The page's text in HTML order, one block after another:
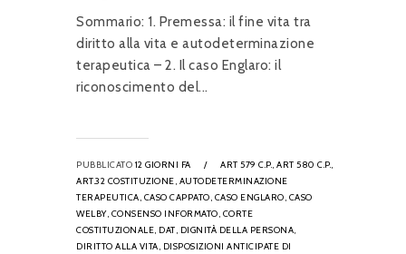
Sommario: 1. Premessa: il fine vita tra
diritto alla vita e autodeterminazione
terapeutica – 2. Il caso Englaro: il
riconoscimento del...
PUBBLICATO 12 GIORNI FA / ART 579 C.P., ART 580 C.P.,
ART.32 COSTITUZIONE, AUTODETERMINAZIONE
TERAPEUTICA, CASO CAPPATO, CASO ENGLARO, CASO
WELBY, CONSENSO INFORMATO, CORTE
COSTITUZIONALE, DAT, DIGNITÀ DELLA PERSONA,
DIRITTO ALLA VITA, DISPOSIZIONI ANTICIPATE DI